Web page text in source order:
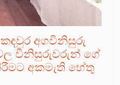
අගවිනිසුරු
විනිසුරුවරුන් ගේ
අකමැති හේතු